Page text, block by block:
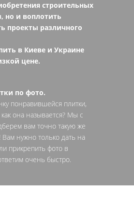
строительных
но и воплотить
проекты различного
в Киеве и Украине
цене.
по фото.
понравившейся плитки,
она называется? Мы с
вам точно такую же
нужно только дать на
прикрепить фото в
очень быстро.